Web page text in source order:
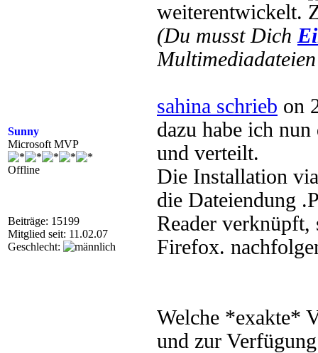
Sunny
Microsoft MVP
Offline
Beiträge: 15199
Mitglied seit: 11.02.07
Geschlecht:
weiterentwickelt.
(Du musst Dich
sahina schrieb on
dazu habe ich
und verteilt.
Die Installation
die Dateiendung
Reader
Firefox.
Welche *exakte*
und zur